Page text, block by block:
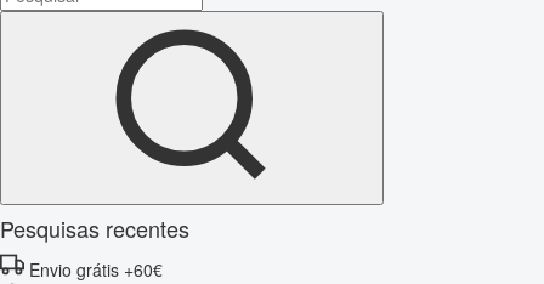
Pesquisas recentes
Envio grátis +60€